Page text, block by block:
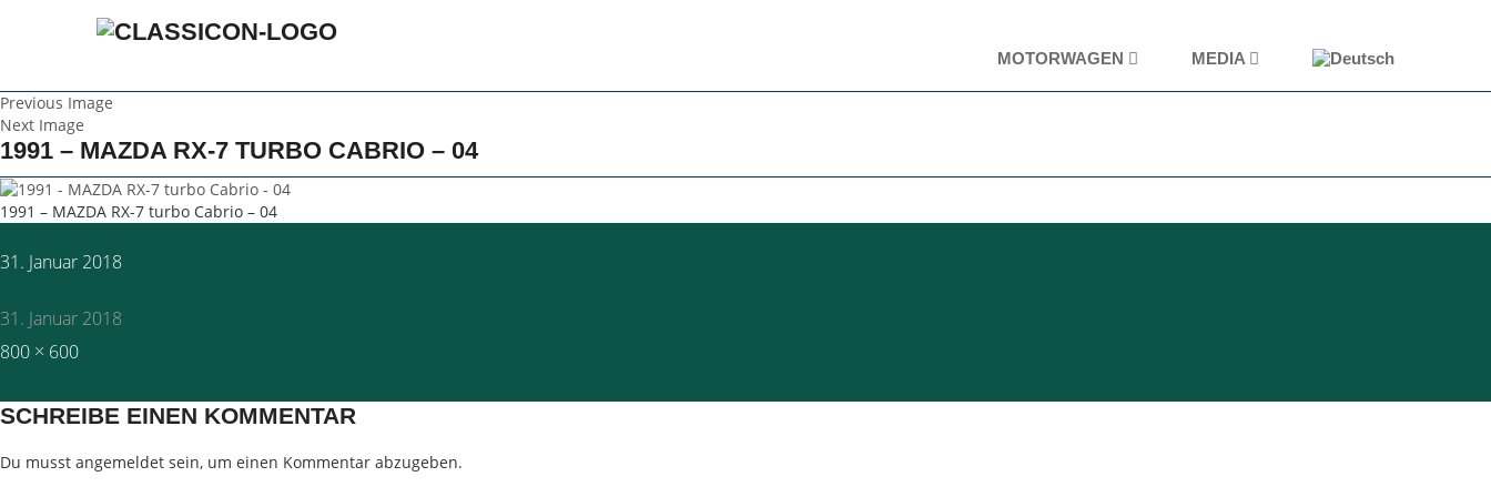
MOTORWAGEN MEDIA
Previous Image
Next Image
1991 – MAZDA RX-7 TURBO CABRIO – 04
1991 – MAZDA RX-7 turbo Cabrio – 04
Posted
31. Januar 2018
31. Januar 2018
Full
800 × 600
SCHREIBE EINEN KOMMENTAR
Du musst angemeldet sein, um einen Kommentar abzugeben.